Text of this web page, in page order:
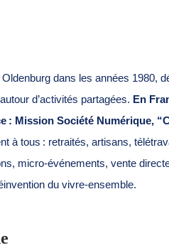
dans les années 1980,
d’activités partagées. En
: Mission Société Numérique,
à tous : retraités, artisans,
micro-événements, vente
du vivre-ensemble.